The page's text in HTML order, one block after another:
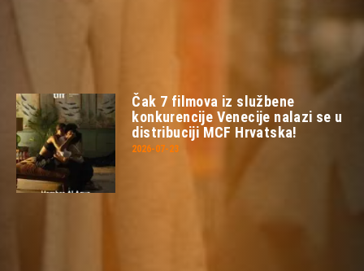
Čak 7 filmova iz službene
konkurencije Venecije nalazi se u
distribuciji MCF Hrvatska!
2026-07-23